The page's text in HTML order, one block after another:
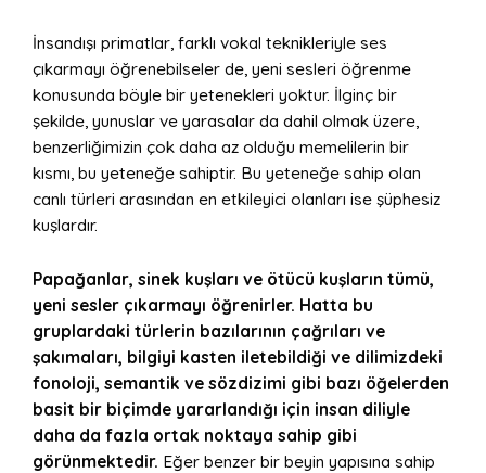
İnsandışı primatlar, farklı vokal teknikleriyle ses
çıkarmayı öğrenebilseler de, yeni sesleri öğrenme
konusunda böyle bir yetenekleri yoktur. İlginç bir
şekilde, yunuslar ve yarasalar da dahil olmak üzere,
benzerliğimizin çok daha az olduğu memelilerin bir
kısmı, bu yeteneğe sahiptir. Bu yeteneğe sahip olan
canlı türleri arasından en etkileyici olanları ise şüphesiz
kuşlardır.
Papağanlar, sinek kuşları ve ötücü kuşların tümü,
yeni sesler çıkarmayı öğrenirler. Hatta bu
gruplardaki türlerin bazılarının çağrıları ve
şakımaları, bilgiyi kasten iletebildiği ve dilimizdeki
fonoloji, semantik ve sözdizimi gibi bazı öğelerden
basit bir biçimde yararlandığı için insan diliyle
daha da fazla ortak noktaya sahip gibi
görünmektedir. Eğer benzer bir beyin yapısına sahip